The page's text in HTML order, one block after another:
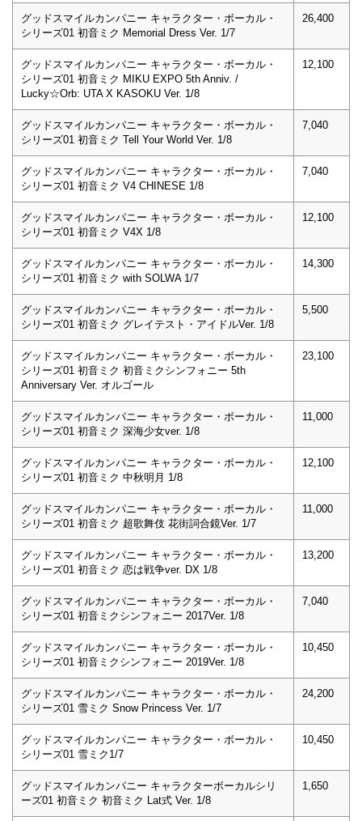
グッドスマイルカンパニー キャラクター・ボーカル・
シリーズ01 初音ミク Memorial Dress Ver. 1/7
26,400
グッドスマイルカンパニー キャラクター・ボーカル・
シリーズ01 初音ミク MIKU EXPO 5th Anniv. /
Lucky☆Orb: UTA X KASOKU Ver. 1/8
12,100
グッドスマイルカンパニー キャラクター・ボーカル・
シリーズ01 初音ミク Tell Your World Ver. 1/8
7,040
グッドスマイルカンパニー キャラクター・ボーカル・
シリーズ01 初音ミク V4 CHINESE 1/8
7,040
グッドスマイルカンパニー キャラクター・ボーカル・
シリーズ01 初音ミク V4X 1/8
12,100
グッドスマイルカンパニー キャラクター・ボーカル・
シリーズ01 初音ミク with SOLWA 1/7
14,300
グッドスマイルカンパニー キャラクター・ボーカル・
シリーズ01 初音ミク グレイテスト・アイドルVer. 1/8
5,500
グッドスマイルカンパニー キャラクター・ボーカル・
シリーズ01 初音ミク 初音ミクシンフォニー 5th
Anniversary Ver. オルゴール
23,100
グッドスマイルカンパニー キャラクター・ボーカル・
シリーズ01 初音ミク 深海少女ver. 1/8
11,000
グッドスマイルカンパニー キャラクター・ボーカル・
シリーズ01 初音ミク 中秋明月 1/8
12,100
グッドスマイルカンパニー キャラクター・ボーカル・
シリーズ01 初音ミク 超歌舞伎 花街詞合鏡Ver. 1/7
11,000
グッドスマイルカンパニー キャラクター・ボーカル・
シリーズ01 初音ミク 恋は戦争ver. DX 1/8
13,200
グッドスマイルカンパニー キャラクター・ボーカル・
シリーズ01 初音ミクシンフォニー 2017Ver. 1/8
7,040
グッドスマイルカンパニー キャラクター・ボーカル・
シリーズ01 初音ミクシンフォニー 2019Ver. 1/8
10,450
グッドスマイルカンパニー キャラクター・ボーカル・
シリーズ01 雪ミク Snow Princess Ver. 1/7
24,200
グッドスマイルカンパニー キャラクター・ボーカル・
シリーズ01 雪ミク1/7
10,450
グッドスマイルカンパニー キャラクターボーカルシリ
ーズ01 初音ミク 初音ミク Lat式 Ver. 1/8
1,650